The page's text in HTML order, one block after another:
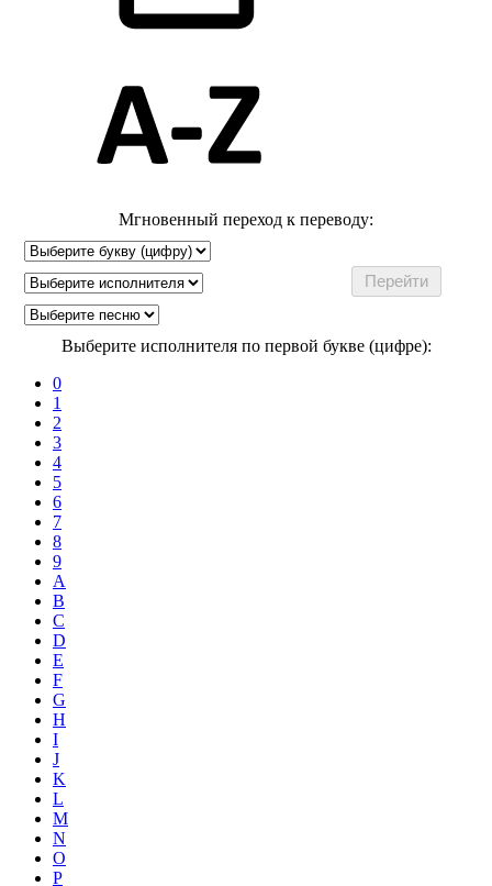
Мгновенный переход к переводу:
Выберите исполнителя по первой букве (цифре):
0
1
2
3
4
5
6
7
8
9
A
B
C
D
E
F
G
H
I
J
K
L
M
N
O
P